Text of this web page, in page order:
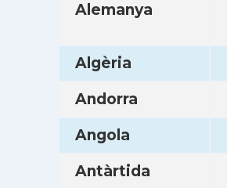
Alemanya
Algèria
Andorra
Angola
Antàrtida